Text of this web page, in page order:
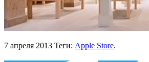
7 апреля 2013 Теги: Apple Store.